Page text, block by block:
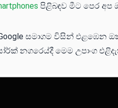
පිළිබඳව මීට පෙර අප
සමාගම විසින් එළඹෙන
නගරෙය්දී මෙම උපාංග